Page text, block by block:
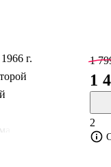
г.
1
1
2